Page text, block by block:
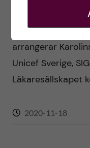
Nu på fredag, 20
arrangerar
Unicef Sverige,
Läkaresällskapet
2020-11-18